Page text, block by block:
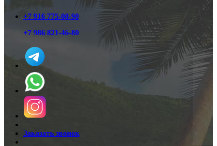
+7 916 775-00-90
+7 986 821-46-80
Заказать звонок